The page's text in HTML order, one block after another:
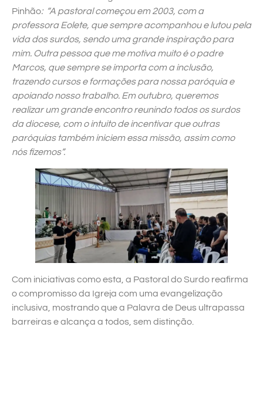
Pinhão: “A pastoral começou em 2003, com a
professora Eolete, que sempre acompanhou e lutou pela
vida dos surdos, sendo uma grande inspiração para
mim. Outra pessoa que me motiva muito é o padre
Marcos, que sempre se importa com a inclusão,
trazendo cursos e formações para nossa paróquia e
apoiando nosso trabalho. Em outubro, queremos
realizar um grande encontro reunindo todos os surdos
da diocese, com o intuito de incentivar que outras
paróquias também iniciem essa missão, assim como
nós fizemos”.
Com iniciativas como esta, a Pastoral do Surdo reafirma
o compromisso da Igreja com uma evangelização
inclusiva, mostrando que a Palavra de Deus ultrapassa
barreiras e alcança a todos, sem distinção.